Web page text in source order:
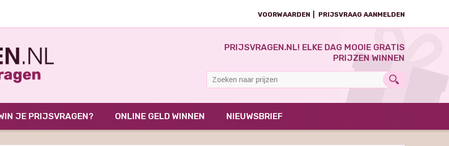
VOORWAARDEN PRIJSVRAAG AANMELDEN
PRIJSVRAGEN.NL! ELKE DAG MOOIE GRATIS
PRIJZEN WINNEN
JE PRIJSVRAGEN? ONLINE GELD WINNEN NIEUWSBRIEF